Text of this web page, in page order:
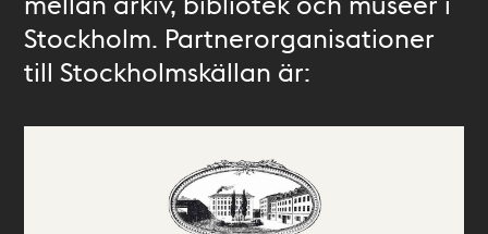
Stockholm. Partnerorganisationer
till Stockholmskällan är: